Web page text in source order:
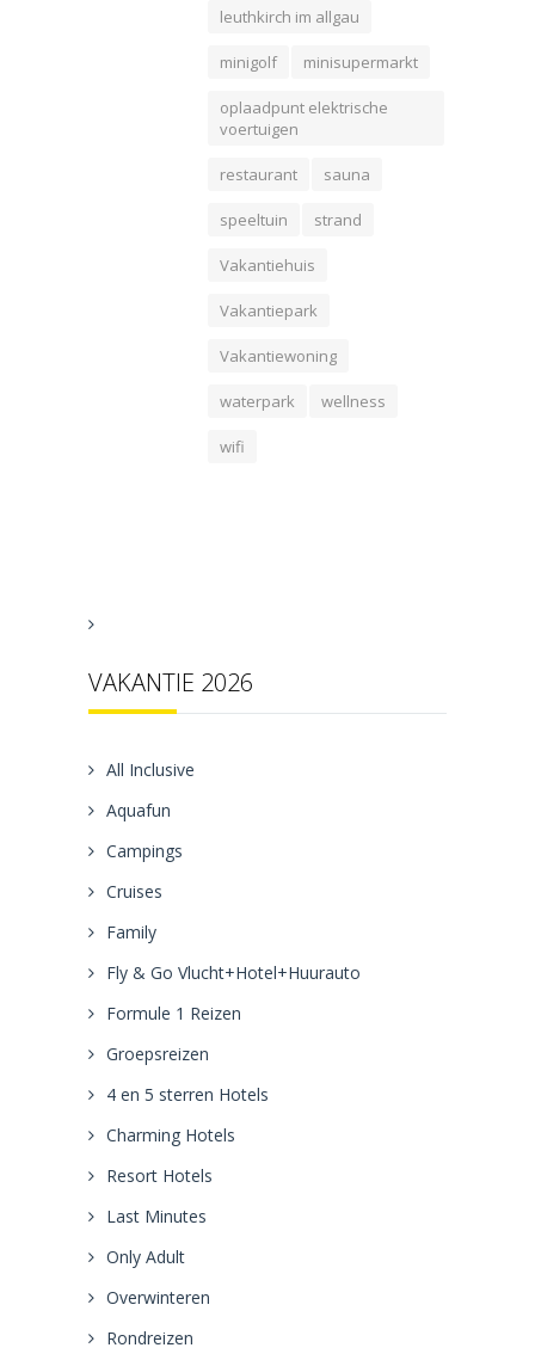
leuthkirch im allgau
minigolf minisupermarkt
oplaadpunt elektrische
voertuigen
restaurant sauna
speeltuin strand
Vakantiehuis
Vakantiepark
Vakantiewoning
waterpark wellness
wifi
VAKANTIE 2026
All Inclusive
Aquafun
Campings
Cruises
Family
Fly & Go Vlucht+Hotel+Huurauto
Formule 1 Reizen
Groepsreizen
4 en 5 sterren Hotels
Charming Hotels
Resort Hotels
Last Minutes
Only Adult
Overwinteren
Rondreizen